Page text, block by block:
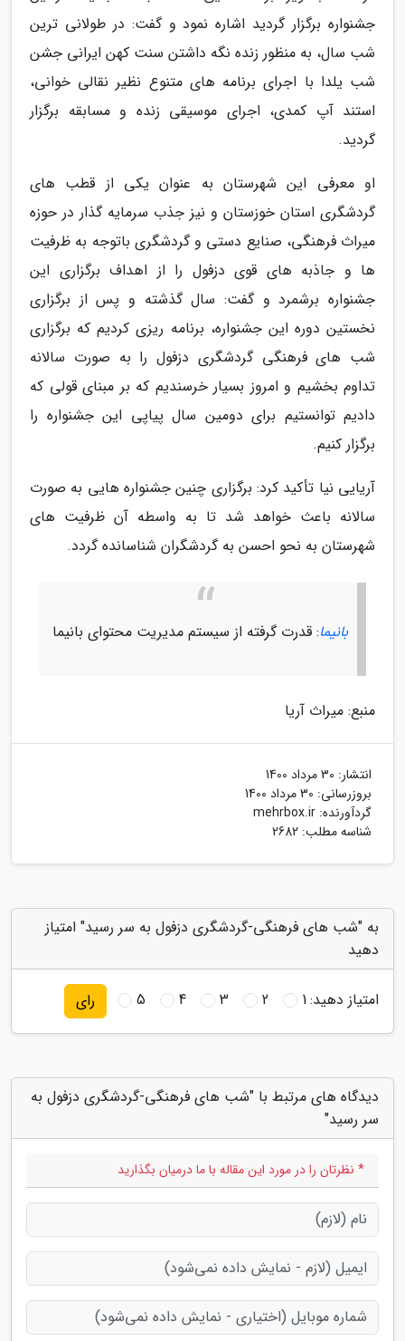
جشنواره برگزار گردید اشاره نمود و گفت: در طولانی ترین
شب سال، به منظور زنده نگه داشتن سنت کهن ایرانی جشن
شب یلدا با اجرای برنامه های متنوع نظیر نقالی خوانی،
استند آپ کمدی، اجرای موسیقی زنده و مسابقه برگزار
گردید.
او معرفی این شهرستان به عنوان یکی از قطب های
گردشگری استان خوزستان و نیز جذب سرمایه گذار در حوزه
میراث فرهنگی، صنایع دستی و گردشگری باتوجه به ظرفیت
ها و جاذبه های قوی دزفول را از اهداف برگزاری این
جشنواره برشمرد و گفت: سال گذشته و پس از برگزاری
نخستین دوره این جشنواره، برنامه ریزی کردیم که برگزاری
شب های فرهنگی گردشگری دزفول را به صورت سالانه
تداوم بخشیم و امروز بسیار خرسندیم که بر مبنای قولی که
دادیم توانستیم برای دومین سال پیاپی این جشنواره را
برگزار کنیم.
آریایی نیا تأکید کرد: برگزاری چنین جشنواره هایی به صورت
سالانه باعث خواهد شد تا به واسطه آن ظرفیت های
شهرستان به نحو احسن به گردشگران شناسانده گردد.
بانیما: قدرت گرفته از سیستم مدیریت محتوای بانیما
منبع: میراث آریا
انتشار: 30 مرداد 1400
بروزرسانی: 30 مرداد 1400
گردآورنده: mehrbox.ir
شناسه مطلب: 2682
به "شب های فرهنگی-گردشگری دزفول به سر رسید" امتیاز
دهید
امتیاز دهید:1
2
3
4
5 رای
دیدگاه های مرتبط با "شب های فرهنگی-گردشگری دزفول به
سر رسید"
* نظرتان را در مورد این مقاله با ما درمیان بگذارید